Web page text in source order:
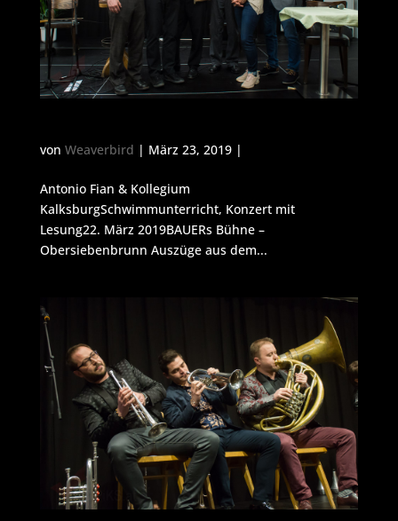
von Weaverbird | März 23, 2019 |
Antonio Fian & Kollegium
KalksburgSchwimmunterricht, Konzert mit
Lesung22. März 2019BAUERs Bühne –
Obersiebenbrunn Auszüge aus dem...